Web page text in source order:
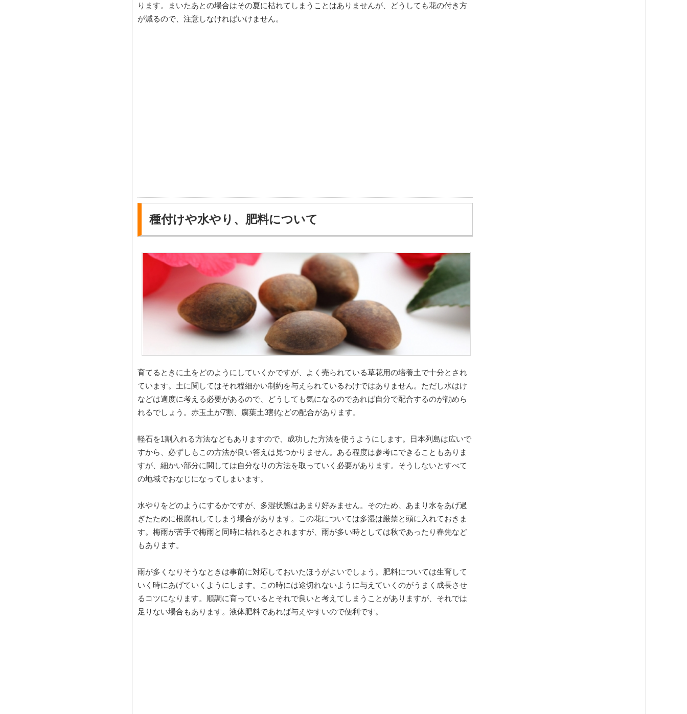
ります。まいたあとの場合はその夏に枯れてしまうことはありませんが、どうしても花の付き方
が減るので、注意しなければいけません。
種付けや水やり、肥料について
育てるときに土をどのようにしていくかですが、よく売られている草花用の培養土で十分とされ
ています。土に関してはそれ程細かい制約を与えられているわけではありません。ただし水はけ
などは適度に考える必要があるので、どうしても気になるのであれば自分で配合するのが勧めら
れるでしょう。赤玉土が7割、腐葉土3割などの配合があります。
軽石を1割入れる方法などもありますので、成功した方法を使うようにします。日本列島は広いで
すから、必ずしもこの方法が良い答えは見つかりません。ある程度は参考にできることもありま
すが、細かい部分に関しては自分なりの方法を取っていく必要があります。そうしないとすべて
の地域でおなじになってしまいます。
水やりをどのようにするかですが、多湿状態はあまり好みません。そのため、あまり水をあげ過
ぎたために根腐れしてしまう場合があります。この花については多湿は厳禁と頭に入れておきま
す。梅雨が苦手で梅雨と同時に枯れるとされますが、雨が多い時としては秋であったり春先など
もあります。
雨が多くなりそうなときは事前に対応しておいたほうがよいでしょう。肥料については生育して
いく時にあげていくようにします。この時には途切れないように与えていくのがうまく成長させ
るコツになります。順調に育っているとそれで良いと考えてしまうことがありますが、それでは
足りない場合もあります。液体肥料であれば与えやすいので便利です。